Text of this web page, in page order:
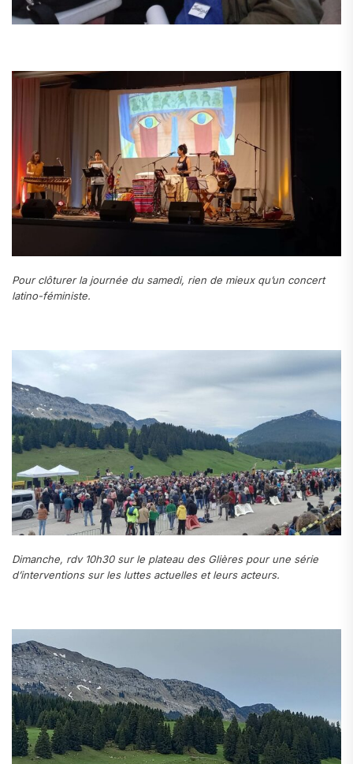
Pour clôturer la journée du samedi, rien de mieux qu’un concert
latino-féministe.
Dimanche, rdv 10h30 sur le plateau des Glières pour une série
d’interventions sur les luttes actuelles et leurs acteurs.